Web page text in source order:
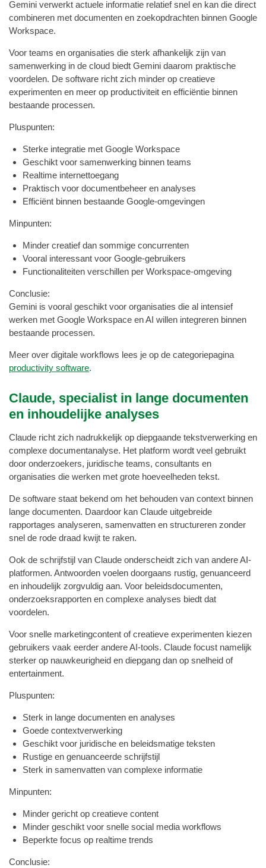
Gemini verwerkt actuele informatie relatief snel en kan die direct
combineren met documenten en zoekopdrachten binnen Google
Workspace.
Voor teams en organisaties die sterk afhankelijk zijn van
samenwerking in de cloud biedt Gemini daarom praktische
voordelen. De software richt zich minder op creatieve
experimenten en meer op productiviteit en efficiëntie binnen
bestaande processen.
Pluspunten:
Sterke integratie met Google Workspace
Geschikt voor samenwerking binnen teams
Realtime internettoegang
Praktisch voor documentbeheer en analyses
Efficiënt binnen bestaande Google-omgevingen
Minpunten:
Minder creatief dan sommige concurrenten
Vooral interessant voor Google-gebruikers
Functionaliteiten verschillen per Workspace-omgeving
Conclusie:
Gemini is vooral geschikt voor organisaties die al intensief
werken met Google Workspace en AI willen integreren binnen
bestaande processen.
Meer over digitale workflows lees je op de categoriepagina
productivity software.
Claude, specialist in lange documenten
en inhoudelijke analyses
Claude richt zich nadrukkelijk op diepgaande tekstverwerking en
complexe documentanalyse. Het platform wordt veel gebruikt
door onderzoekers, juridische teams, consultants en
organisaties die werken met grote hoeveelheden tekst.
De software staat bekend om het behouden van context binnen
lange documenten. Daardoor kan Claude uitgebreide
rapportages analyseren, samenvatten en structureren zonder
snel de rode draad kwijt te raken.
Ook de schrijfstijl van Claude onderscheidt zich van andere AI-
platformen. Antwoorden voelen doorgaans rustig, genuanceerd
en inhoudelijk zorgvuldig aan. Voor beleidsdocumenten,
onderzoeksrapporten en complexe analyses biedt dat
voordelen.
Voor snelle marketingcontent of creatieve experimenten kiezen
gebruikers vaak eerder andere AI-tools. Claude focust namelijk
sterker op nauwkeurigheid en diepgang dan op snelheid of
entertainment.
Pluspunten:
Sterk in lange documenten en analyses
Goede contextverwerking
Geschikt voor juridische en beleidsmatige teksten
Rustige en genuanceerde schrijfstijl
Sterk in samenvatten van complexe informatie
Minpunten:
Minder gericht op creatieve content
Minder geschikt voor snelle social media workflows
Beperkte focus op realtime trends
Conclusie: